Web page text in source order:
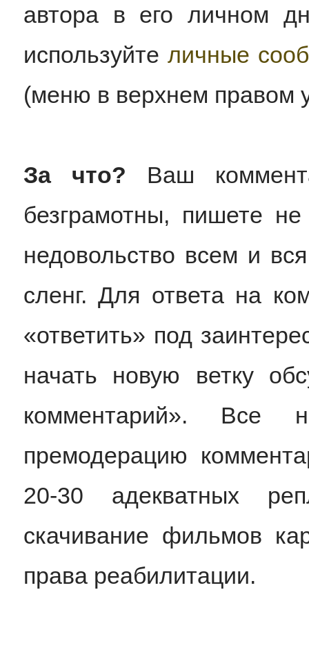
автора в его личном
используйтеличные
(меню в верхнем правом
За что? Ваш
безграмотны, пишете
недовольство всем и
сленг. Для ответа на
«ответить» под
начать новую ветку
комментарий». Все
премодерацию
20-30 адекватных
скачивание фильмов
права реабилитации.